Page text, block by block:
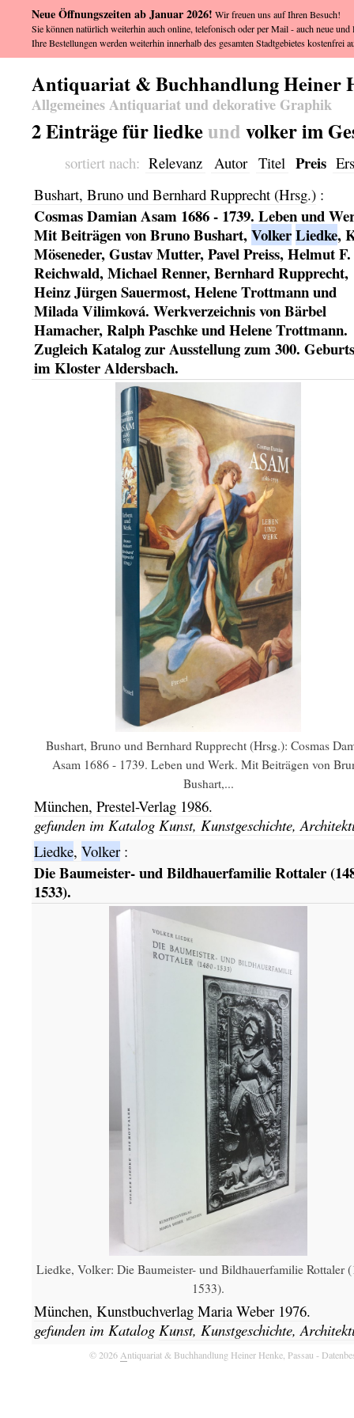
Antiquariat & Buchhandlung Heiner
Allgemeines Antiquariat und dekorative Graphik
2 Einträge für liedkeund volker im
sortiert nach: Relevanz Autor Titel Preis
Bushart, Bruno und Bernhard Rupprecht (Hrsg.):
Cosmas Damian Asam 1686 - 1739. Leben und
Mit Beiträgen von Bruno Bushart,Volker Liedke,
Möseneder, Gustav Mutter, Pavel Preiss, Helmut F.
Reichwald, Michael Renner, Bernhard Rupprecht,
Heinz Jürgen Sauermost, Helene Trottmann und
Milada Vilimková. Werkverzeichnis von Bärbel
Hamacher, Ralph Paschke und Helene Trottmann.
Zugleich Katalog zur Ausstellung zum 300.
im Kloster Aldersbach.
Bushart, Bruno und Bernhard Rupprecht (Hrsg.): Cosmas
Asam 1686 - 1739. Leben und Werk. Mit Beiträgen von
Bushart,...
München, Prestel-Verlag 1986.
gefunden im Katalog Kunst, Kunstgeschichte,
Liedke, Volker:
Die Baumeister- und Bildhauerfamilie Rottaler
1533).
Liedke, Volker: Die Baumeister- und Bildhauerfamilie Rottaler
1533).
München, Kunstbuchverlag Maria Weber 1976.
gefunden im Katalog Kunst, Kunstgeschichte,
© 2026 Antiquariat & Buchhandlung Heiner Henke, Passau -
Neue Öffnungszeiten ab Januar 2026! Wir freuen uns auf Ihren Besuch!
Sie können natürlich weiterhin auch online, telefonisch oder per Mail - auch neue
Ihre Bestellungen werden weiterhin innerhalb des gesamten Stadtgebietes kostenfrei